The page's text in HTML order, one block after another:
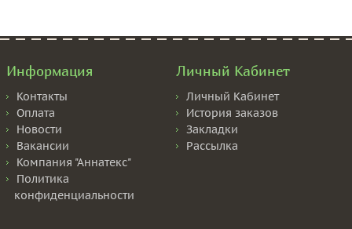
Информация
Контакты
Оплата
Новости
Вакансии
Компания "Аннатекс"
Политика
конфиденциальности
Личный Кабинет
Личный Кабинет
История заказов
Закладки
Рассылка